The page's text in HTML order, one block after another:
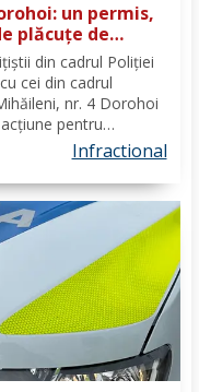
un permis,
plăcuțe de
din cadrul Poliției
cei din cadrul
nr. 4 Dorohoi
pentru
de natură penală și
Infractional